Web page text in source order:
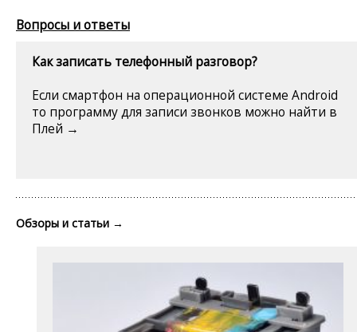
Вопросы и ответы
Как записать телефонный разговор?
Если смартфон на операционной системе Android
то программу для записи звонков можно найти в
Плей →
Обзоры и статьи →